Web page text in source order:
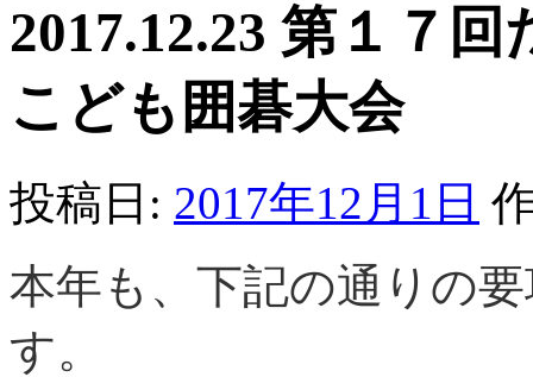
2017.12.23 第１７
こども囲碁大会
投稿日: 2017年12月1日
本年も、下記の通りの
す。